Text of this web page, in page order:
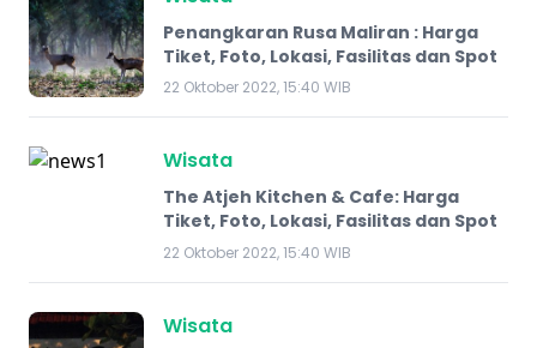
Penangkaran Rusa Maliran : Harga
Tiket, Foto, Lokasi, Fasilitas dan Spot
22 Oktober 2022, 15:40 WIB
Wisata
The Atjeh Kitchen & Cafe: Harga
Tiket, Foto, Lokasi, Fasilitas dan Spot
22 Oktober 2022, 15:40 WIB
Wisata